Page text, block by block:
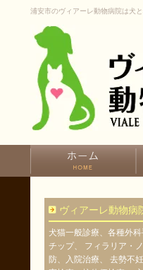
浦安市のヴィアーレ動物病院は犬
ヴィアーレ動物病
犬猫一般診療、各種外
チップ、 フィラリア・
防、入院治療、 去勢不